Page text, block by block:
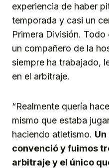
experiencia de haber
temporada y casi un
Primera División.
un compañero de la
siempre ha trabajado,
en el arbitraje.
“Realmente quería
mismo que estaba
haciendo atletismo.
convenció y fuimos
arbitraje y el único